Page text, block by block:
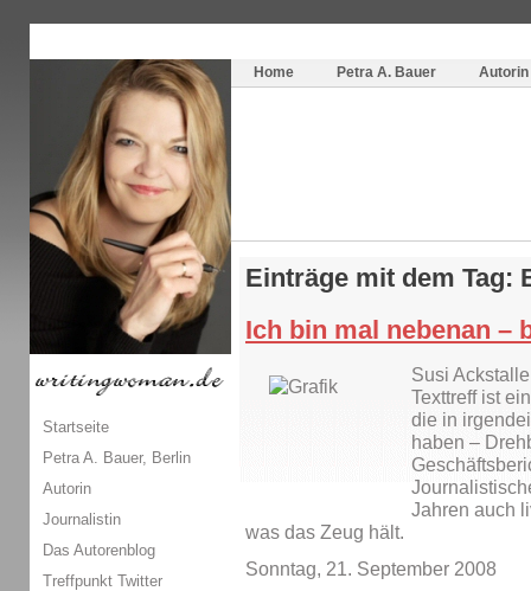
Home
Petra A. Bauer Autorin
Einträge mit dem Tag:
Ich bin mal nebenan –
Susi
Texttreff ist
die in
haben –
Jahren auch
was das Zeug hält.
Sonntag, 21. September 2008
Startseite
Petra A. Bauer, Berlin
Autorin
Journalistin
Das Autorenblog
Treffpunkt Twitter